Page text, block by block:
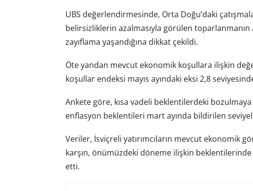
UBS değerlendirmesinde, Orta Doğu’daki
belirsizliklerin azalmasıyla görülen toparlanmanın
zayıflama yaşandığına dikkat çekildi.
Öte yandan mevcut ekonomik koşullara ilişkin
koşullar endeksi mayıs ayındaki eksi 2,8
Ankete göre, kısa vadeli beklentilerdeki
enflasyon beklentileri mart ayında bildirilen
Veriler, İsviçreli yatırımcıların mevcut ekonomik
karşın, önümüzdeki döneme ilişkin
etti.